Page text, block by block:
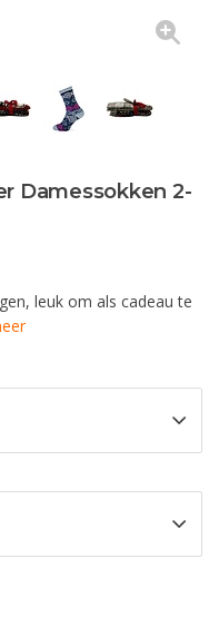
Damessokken 2-
leuk om als cadeau te